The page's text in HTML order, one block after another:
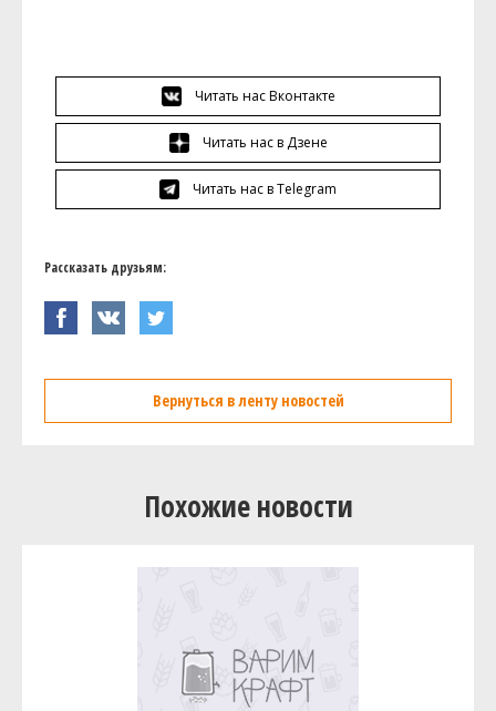
Читать нас Вконтакте
Читать нас в Дзене
Читать нас в Telegram
Рассказать друзьям:
Вернуться в ленту новостей
Похожие новости